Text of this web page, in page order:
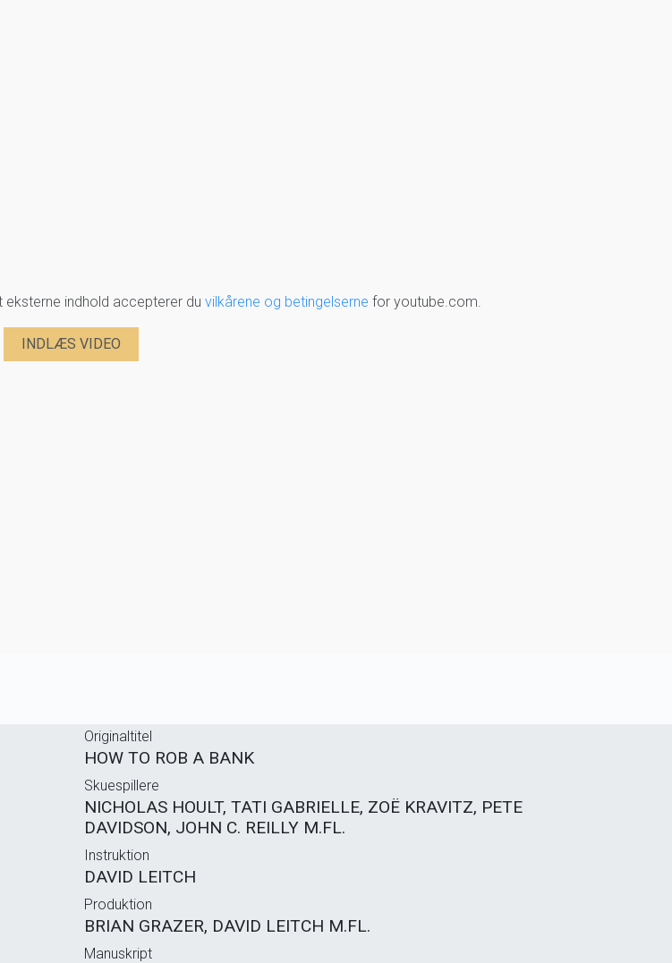
indhold accepterer du vilkårene og betingelserne for youtube.com.
INDLÆS VIDEO
Originaltitel
HOW TO ROB A BANK
Skuespillere
NICHOLAS HOULT, TATI GABRIELLE, ZOË KRAVITZ, PETE
DAVIDSON, JOHN C. REILLY M.FL.
Instruktion
DAVID LEITCH
Produktion
BRIAN GRAZER, DAVID LEITCH M.FL.
Manuskript